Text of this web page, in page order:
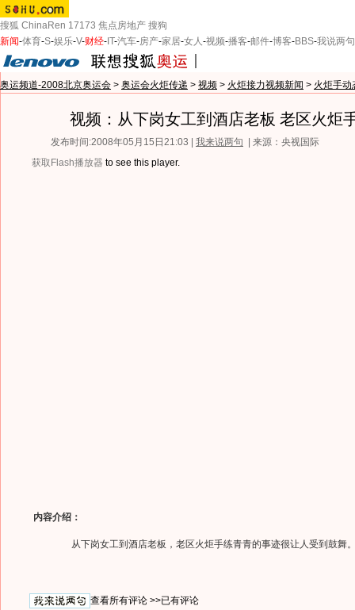
搜狐 ChinaRen 17173 焦点房地产 搜狗
新闻-体育-S-娱乐-V-财经- IT-汽车-房产-家居-女人-视频-播客-邮件-博客-BBS-我说两句
奥运频道-2008北京奥运会 > 奥运会火炬传递 > 视频 > 火炬接力视频新闻 > 火炬手动
视频：从下岗女工到酒店老板 老区火炬
发布时间:2008年05月15日21:03 | 我来说两句
| 来源：央视国际
获取Flash播放器 to see this player.
内容介绍：
从下岗女工到酒店老板，老区火炬手练青青的事迹很让人受到鼓舞
查看所有评论 >>已有评论